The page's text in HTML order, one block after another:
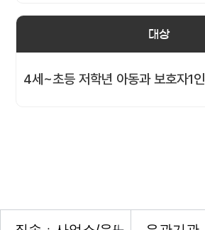
대상
4세~초등 저학년 아동과 보호자1인